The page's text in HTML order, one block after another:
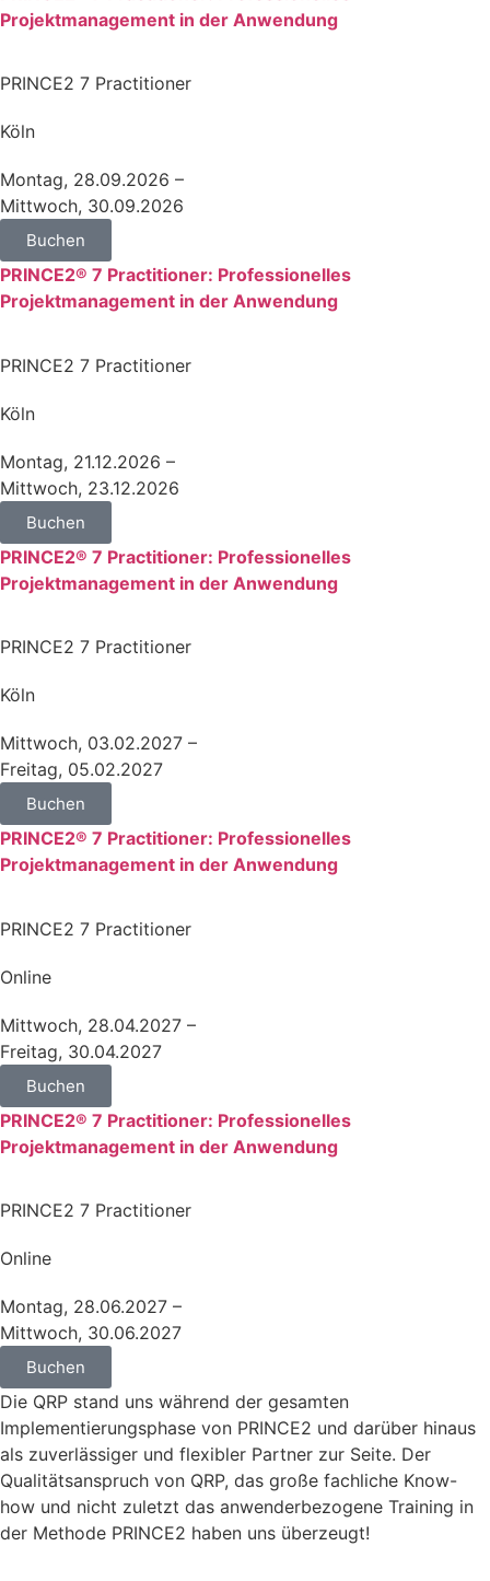
Projektmanagement in der Anwendung
PRINCE2 7 Practitioner
Köln
Montag, 28.09.2026 –
Mittwoch, 30.09.2026
Buchen
PRINCE2® 7 Practitioner: Professionelles
Projektmanagement in der Anwendung
PRINCE2 7 Practitioner
Köln
Montag, 21.12.2026 –
Mittwoch, 23.12.2026
Buchen
PRINCE2® 7 Practitioner: Professionelles
Projektmanagement in der Anwendung
PRINCE2 7 Practitioner
Köln
Mittwoch, 03.02.2027 –
Freitag, 05.02.2027
Buchen
PRINCE2® 7 Practitioner: Professionelles
Projektmanagement in der Anwendung
PRINCE2 7 Practitioner
Online
Mittwoch, 28.04.2027 –
Freitag, 30.04.2027
Buchen
PRINCE2® 7 Practitioner: Professionelles
Projektmanagement in der Anwendung
PRINCE2 7 Practitioner
Online
Montag, 28.06.2027 –
Mittwoch, 30.06.2027
Buchen
Die QRP stand uns während der gesamten
Implementierungsphase von PRINCE2 und darüber hinaus
als zuverlässiger und flexibler Partner zur Seite. Der
Qualitätsanspruch von QRP, das große fachliche Know-
how und nicht zuletzt das anwenderbezogene Training in
der Methode PRINCE2 haben uns überzeugt!